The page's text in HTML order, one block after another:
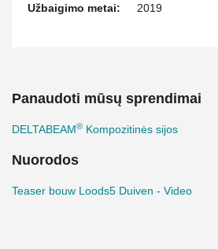
Užbaigimo metai:
2019
Panaudoti mūsų sprendimai
DELTABEAM® Kompozitinės sijos
Nuorodos
Teaser bouw Loods5 Duiven - Video